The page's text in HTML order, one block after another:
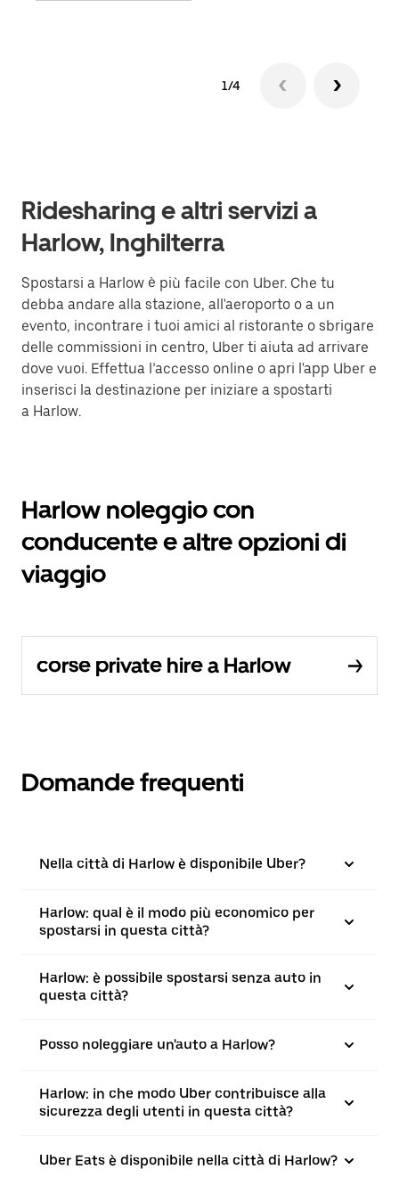
1/4
Ridesharing e altri servizi a
Harlow, Inghilterra
Spostarsi a Harlow è più facile con Uber. Che tu
debba andare alla stazione, all'aeroporto o a un
evento, incontrare i tuoi amici al ristorante o sbrigare
delle commissioni in centro, Uber ti aiuta ad arrivare
dove vuoi. Effettua l’accesso online o apri l'app Uber e
inserisci la destinazione per iniziare a spostarti
a Harlow.
Harlow noleggio con
conducente e altre opzioni di
viaggio
corse private hire a Harlow
Domande frequenti
Nella città di Harlow è disponibile Uber?
Harlow: qual è il modo più economico per
spostarsi in questa città?
Harlow: è possibile spostarsi senza auto in
questa città?
Posso noleggiare un'auto a Harlow?
Harlow: in che modo Uber contribuisce alla
sicurezza degli utenti in questa città?
Uber Eats è disponibile nella città di Harlow?